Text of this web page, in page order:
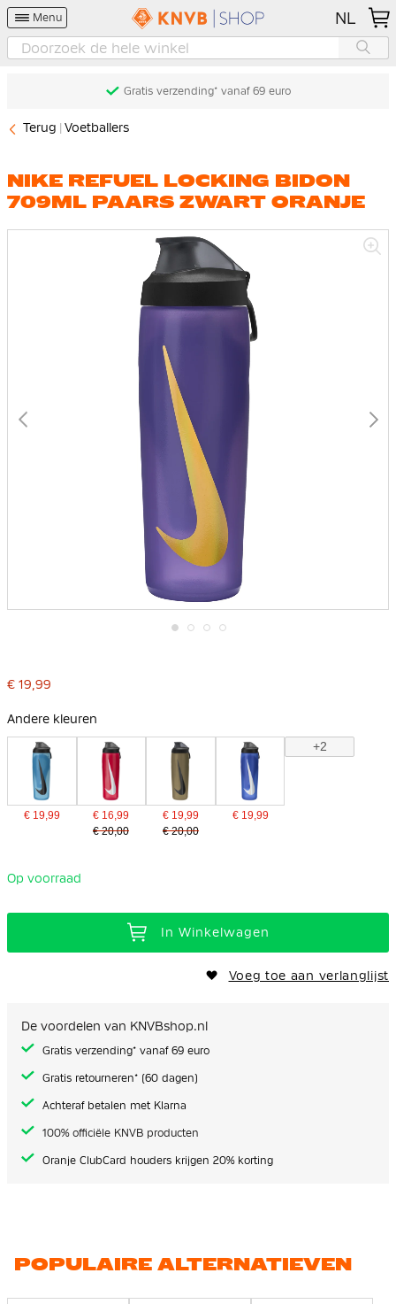
Menu NL
Gratis verzending* vanaf 69 euro
Terug Voetballers
NIKE REFUEL LOCKING BIDON
709ML PAARS ZWART ORANJE
begin
de
€ 19,99
Andere kleuren
€ 19,99
€ 16,99
€ 20,00
€ 19,99
€ 20,00
€ 19,99
+2
Op voorraad
In Winkelwagen
Voeg toe aan verlanglijst
De voordelen van KNVBshop.nl
Gratis verzending* vanaf 69 euro
Gratis retourneren* (60 dagen)
Achteraf betalen met Klarna
100% officiële KNVB producten
Oranje ClubCard houders krijgen 20% korting
POPULAIRE ALTERNATIEVEN